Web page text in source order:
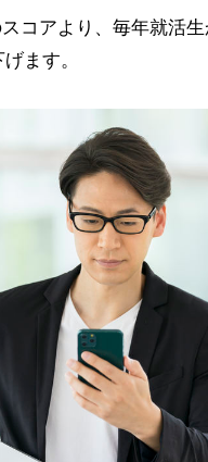
コアより、毎年就活
ます。